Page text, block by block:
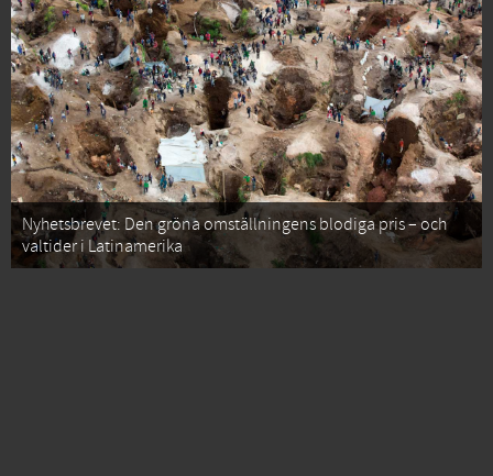
Nyhetsbrevet: Den gröna omställningens blodiga pris – och
valtider i Latinamerika